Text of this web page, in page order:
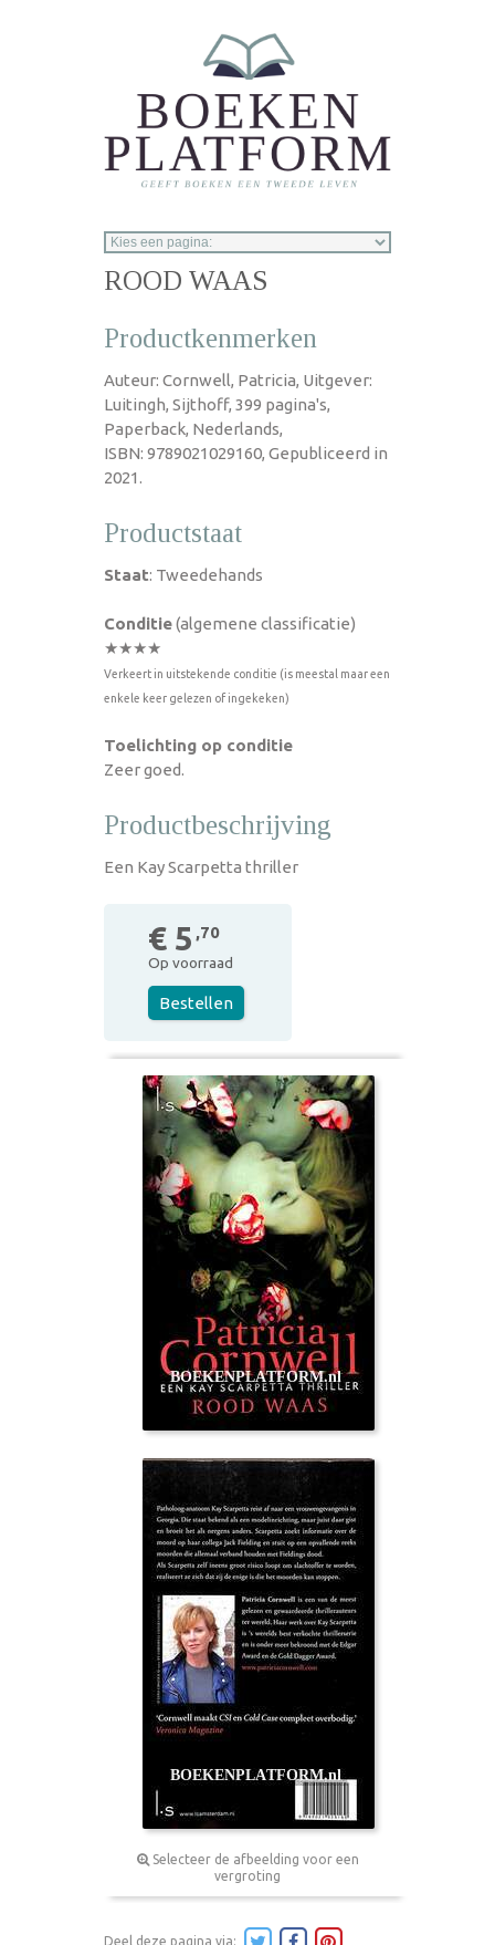
ROOD WAAS
Productkenmerken
Auteur: Cornwell, Patricia, Uitgever:
Luitingh, Sijthoff, 399 pagina's,
Paperback, Nederlands,
ISBN: 9789021029160, Gepubliceerd in
2021.
Productstaat
Staat: Tweedehands
Conditie(algemene classificatie)
★★★★
Verkeert in uitstekende conditie (is meestal maar een
enkele keer gelezen of ingekeken)
Toelichting op conditie
Zeer goed.
Productbeschrijving
Een Kay Scarpetta thriller
€ 5 ,70
Op voorraad
Bestellen
Selecteer de afbeelding voor een
vergroting
Deel deze pagina via: